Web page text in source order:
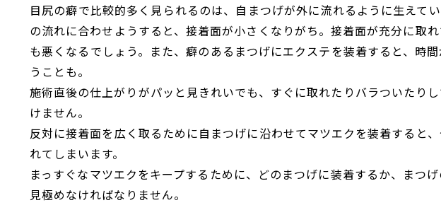
目尻の癖で比較的多く見られるのは、自まつげが外に流れるように生えて
の流れに合わせようすると、接着面が小さくなりがち。接着面が充分に取
も悪くなるでしょう。また、癖のあるまつげにエクステを装着すると、時
うことも。
施術直後の仕上がりがパッと見きれいでも、すぐに取れたりバラついたり
けません。
反対に接着面を広く取るために自まつげに沿わせてマツエクを装着すると
れてしまいます。
まっすぐなマツエクをキープするために、どのまつげに装着するか、まつ
見極めなければなりません。